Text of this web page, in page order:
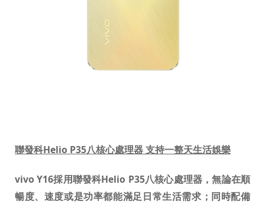
聯發科Helio P35八核心處理器 支持一整天生活娛樂
vivo Y16採用聯發科Helio P35八核心處理器，無論在順
暢度、速度或是功率都能滿足日常生活需求；同時配備